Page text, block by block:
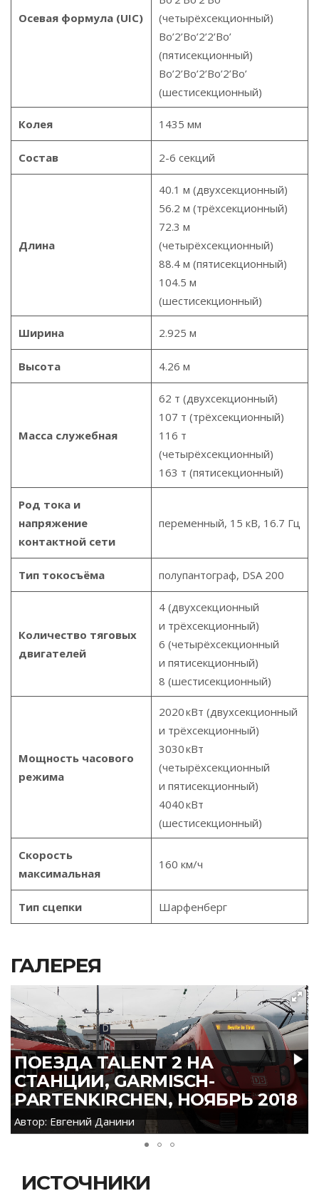
Осевая формула (UIC)
(четырёхсекционный)
Bo’2’Bo’2’2’Bo’
(пятисекционный)
Bo’2’Bo’2’Bo’2’Bo’
(шестисекционный)
Колея 1435 мм
Состав 2-6 секций
Длина
40.1 м (двухсекционный)
56.2 м (трёхсекционный)
72.3 м
(четырёхсекционный)
88.4 м (пятисекционный)
104.5 м
(шестисекционный)
Ширина 2.925 м
Высота 4.26 м
Масса служебная
62 т (двухсекционный)
107 т (трёхсекционный)
116 т
(четырёхсекционный)
163 т (пятисекционный)
Род тока и
напряжение
контактной сети
переменный, 15 кВ, 16.7 Гц
Тип токосъёма полупантограф, DSA 200
Количество тяговых
двигателей
4 (двухсекционный
и трёхсекционный)
6 (четырёхсекционный
и пятисекционный)
8 (шестисекционный)
Мощность часового
режима
2020 кВт (двухсекционный
и трёхсекционный)
3030 кВт
(четырёхсекционный
и пятисекционный)
4040 кВт
(шестисекционный)
Скорость
максимальная
160 км/ч
Тип сцепки Шарфенберг
ГАЛЕРЕЯ
ПОЕЗДА TALENT 2 НА
СТАНЦИИ, GARMISCH-
PARTENKIRCHEN, НОЯБРЬ 2018
Автор: Евгений Данини
ИСТОЧНИКИ